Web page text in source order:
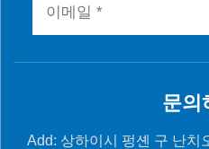
문의
Add: 상하이시 펑셴 구 난치